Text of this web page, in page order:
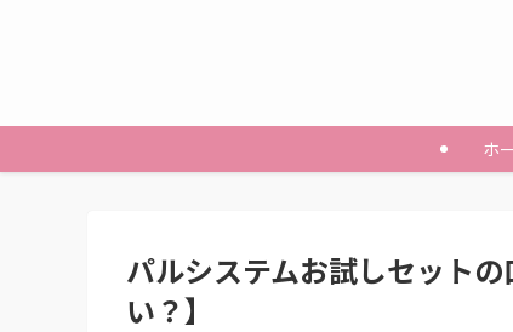
ホ
パルシステムお試しセット
い？】